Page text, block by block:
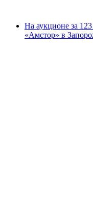
На аукционе за
«Амстор» в